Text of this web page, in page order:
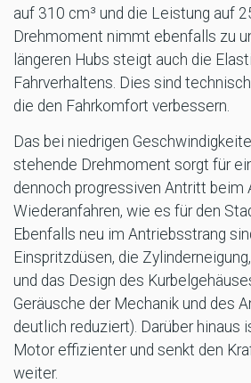
auf 310 cm³ und die Leistung auf
Drehmoment nimmt ebenfalls zu
längeren Hubs steigt auch die
Fahrverhaltens. Dies sind
die den Fahrkomfort verbessern.
Das bei niedrigen
stehende Drehmoment sorgt für
dennoch progressiven Antritt beim
Wiederanfahren, wie es für den
Ebenfalls neu im Antriebsstrang
Einspritzdüsen, die
und das Design des
Geräusche der Mechanik und des
deutlich reduziert). Darüber hinaus
Motor effizienter und senkt den
weiter.